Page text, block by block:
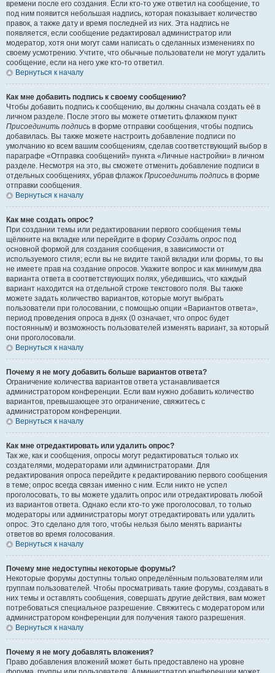
времени после его создания. Если кто-то уже ответил на сообщение, то
под ним появится небольшая надпись, которая показывает количество
правок, а также дату и время последней из них. Эта надпись не
появляется, если сообщение редактировал администратор или
модератор, хотя они могут сами написать о сделанных изменениях по
своему усмотрению. Учтите, что обычные пользователи не могут удалить
сообщение, если на него уже кто-то ответил.
Вернуться к началу
Как мне добавить подпись к своему сообщению?
Чтобы добавить подпись к сообщению, вы должны сначала создать её в
личном разделе. После этого вы можете отметить флажком пункт
Присоединить подпись в форме отправки сообщения, чтобы подпись
добавилась. Вы также можете настроить добавление подписи по
умолчанию ко всем вашим сообщениям, сделав соответствующий выбор в
параграфе «Отправка сообщений» пункта «Личные настройки» в личном
разделе. Несмотря на это, вы сможете отменить добавление подписи в
отдельных сообщениях, убрав флажок Присоединить подпись в форме
отправки сообщения.
Вернуться к началу
Как мне создать опрос?
При создании темы или редактировании первого сообщения темы
щёлкните на вкладке или перейдите в форму Создать опрос под
основной формой для создания сообщения, в зависимости от
используемого стиля; если вы не видите такой вкладки или формы, то вы
не имеете прав на создание опросов. Укажите вопрос и как минимум два
варианта ответа в соответствующих полях, убедившись, что каждый
вариант находится на отдельной строке текстового поля. Вы также
можете задать количество вариантов, которые могут выбрать
пользователи при голосовании, с помощью опции «Вариантов ответа»,
период проведения опроса в днях (0 означает, что опрос будет
постоянным) и возможность пользователей изменять вариант, за который
они проголосовали.
Вернуться к началу
Почему я не могу добавить больше вариантов ответа?
Ограничение количества вариантов ответа устанавливается
администратором конференции. Если вам нужно добавить количество
вариантов, превышающее это ограничение, свяжитесь с
администратором конференции.
Вернуться к началу
Как мне отредактировать или удалить опрос?
Так же, как и сообщения, опросы могут редактироваться только их
создателями, модераторами или администраторами. Для
редактирования опроса перейдите к редактированию первого сообщения
в теме; опрос всегда связан именно с ним. Если никто не успел
проголосовать, то вы можете удалить опрос или отредактировать любой
из вариантов ответа. Однако если кто-то уже проголосовал, то только
модераторы или администраторы могут отредактировать или удалить
опрос. Это сделано для того, чтобы нельзя было менять варианты
ответов во время голосования.
Вернуться к началу
Почему мне недоступны некоторые форумы?
Некоторые форумы доступны только определённым пользователям или
группам пользователей. Чтобы просматривать такие форумы, создавать в
них темы и оставлять сообщения, совершать другие действия, вам может
потребоваться специальное разрешение. Свяжитесь с модератором или
администратором конференции для получения такого разрешения.
Вернуться к началу
Почему я не могу добавлять вложения?
Право добавления вложений может быть предоставлено на уровне